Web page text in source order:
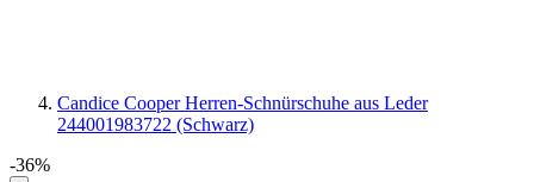
Candice Cooper Herren-Schnürschuhe aus Leder
244001983722 (Schwarz)
-36%